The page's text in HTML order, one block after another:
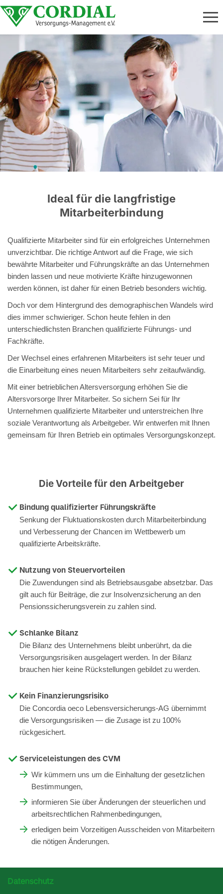
Ideal für die langfristige
Mitarbeiterbindung
Qualifizierte Mitarbeiter sind für ein erfolgreiches Unternehmen
unverzichtbar. Die richtige Antwort auf die Frage, wie sich
bewährte Mitarbeiter und Führungskräfte an das Unternehmen
binden lassen und neue motivierte Kräfte hinzugewonnen
werden können, ist daher für einen Betrieb besonders wichtig.
Doch vor dem Hintergrund des demographischen Wandels wird
dies immer schwieriger. Schon heute fehlen in den
unterschiedlichsten Branchen qualifizierte Führungs- und
Fachkräfte.
Der Wechsel eines erfahrenen Mitarbeiters ist sehr teuer und
die Einarbeitung eines neuen Mitarbeiters sehr zeitaufwändig.
Mit einer betrieblichen Altersversorgung erhöhen Sie die
Altersvorsorge Ihrer Mitarbeiter. So sichern Sei für Ihr
Unternehmen qualifizierte Mitarbeiter und unterstreichen Ihre
soziale Verantwortung als Arbeitgeber. Wir entwerfen mit Ihnen
gemeinsam für Ihren Betrieb ein optimales Versorgungskonzept.
Die Vorteile für den Arbeitgeber
Bindung qualifizierter Führungskräfte
Senkung der Fluktuationskosten durch Mitarbeiterbindung
und Verbesserung der Chancen im Wettbewerb um
qualifizierte Arbeitskräfte.
Nutzung von Steuervorteilen
Die Zuwendungen sind als Betriebsausgabe absetzbar. Das
gilt auch für Beiträge, die zur Insolvenzsicherung an den
Pensionssicherungsverein zu zahlen sind.
Schlanke Bilanz
Die Bilanz des Unternehmens bleibt unberührt, da die
Versorgungsrisiken ausgelagert werden. In der Bilanz
brauchen hier keine Rückstellungen gebildet zu werden.
Kein Finanzierungsrisiko
Die Concordia oeco Lebensversicherungs-AG übernimmt
die Versorgungsrisiken — die Zusage ist zu 100%
rückgesichert.
Serviceleistungen des CVM
Wir kümmern uns um die Einhaltung der gesetzlichen
Bestimmungen,
informieren Sie über Änderungen der steuerlichen und
arbeitsrechtlichen Rahmenbedingungen,
erledigen beim Vorzeitigen Ausscheiden von Mitarbeitern
die nötigen Änderungen.
Datenschutz